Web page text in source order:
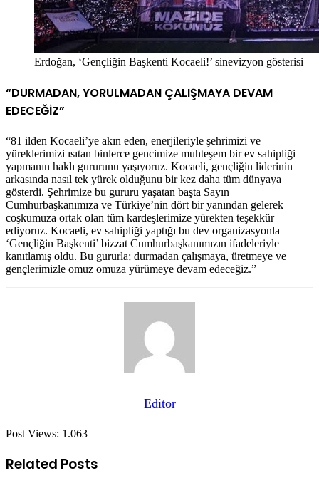
Erdoğan, ‘Gençliğin Başkenti Kocaeli!’ sinevizyon gösterisi
“DURMADAN, YORULMADAN ÇALIŞMAYA DEVAM
EDECEĞİZ”
“81 ilden Kocaeli’ye akın eden, enerjileriyle şehrimizi ve
yüreklerimizi ısıtan binlerce gencimize muhteşem bir ev sahipliği
yapmanın haklı gururunu yaşıyoruz. Kocaeli, gençliğin liderinin
arkasında nasıl tek yürek olduğunu bir kez daha tüm dünyaya
gösterdi. Şehrimize bu gururu yaşatan başta Sayın
Cumhurbaşkanımıza ve Türkiye’nin dört bir yanından gelerek
coşkumuza ortak olan tüm kardeşlerimize yürekten teşekkür
ediyoruz. Kocaeli, ev sahipliği yaptığı bu dev organizasyonla
‘Gençliğin Başkenti’ bizzat Cumhurbaşkanımızın ifadeleriyle
kanıtlamış oldu. Bu gururla; durmadan çalışmaya, üretmeye ve
gençlerimizle omuz omuza yürümeye devam edeceğiz.”
Editor
Post Views: 1.063
Related Posts